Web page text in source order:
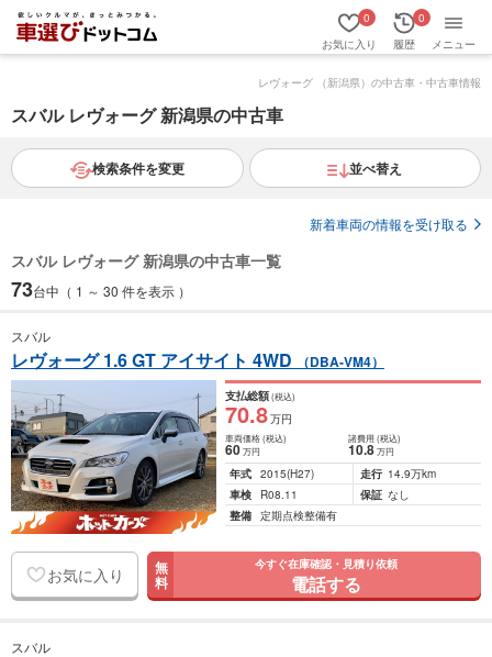
お気に入り
0
履歴
0
メニュー
レヴォーグ （新潟県）の中古車・中古車情報
スバル レヴォーグ 新潟県の中古車
検索条件を変更 並べ替え
新着車両の情報を受け取る
スバル レヴォーグ 新潟県の中古車一覧
73台中（ 1 ～ 30 件を表示 ）
スバル
レヴォーグ 1.6 GT アイサイト 4WD （DBA-VM4）
支払総額(税込)
70.8万円
車両価格(税込)
60万円
諸費用 (税込)
10.8 万円
年式 2015(H27) 走行 14.9万km
車検
R08.11 保証 なし
整備 定期点検整備有
お気に入り 無
料
今すぐ在庫確認・見積り依頼
電話する
スバル